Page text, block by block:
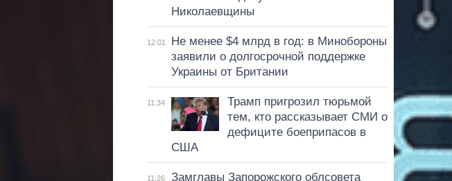
Николаевщины
12:01
Не менее $4 млрд в год: в Минобороны
заявили о долгосрочной поддержке
Украины от Британии
11:34
Трамп пригрозил тюрьмой
тем, кто рассказывает СМИ о
дефиците боеприпасов в
США
11:26
Замглавы Запорожского облсовета